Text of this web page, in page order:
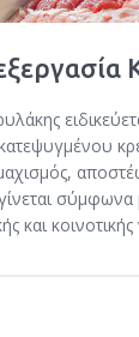
σύμφωνα
και